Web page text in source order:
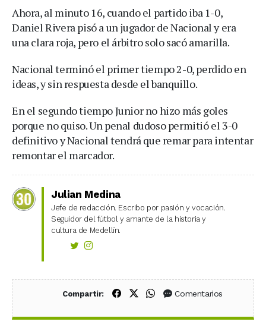
Ahora, al minuto 16, cuando el partido iba 1-0,
Daniel Rivera pisó a un jugador de Nacional y era
una clara roja, pero el árbitro solo sacó amarilla.
Nacional terminó el primer tiempo 2-0, perdido en
ideas, y sin respuesta desde el banquillo.
En el segundo tiempo Junior no hizo más goles
porque no quiso. Un penal dudoso permitió el 3-0
definitivo y Nacional tendrá que remar para intentar
remontar el marcador.
Julian Medina
Jefe de redacción. Escribo por pasión y vocación.
Seguidor del fútbol y amante de la historia y
cultura de Medellín.
Compartir: Compartir en Facebook
Compartir en X (Twitter)
Compartir en WhatsApp
Comentarios